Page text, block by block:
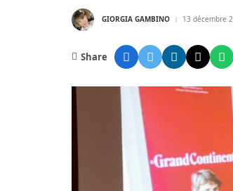
GIORGIA GAMBINO 13 décembre
Share